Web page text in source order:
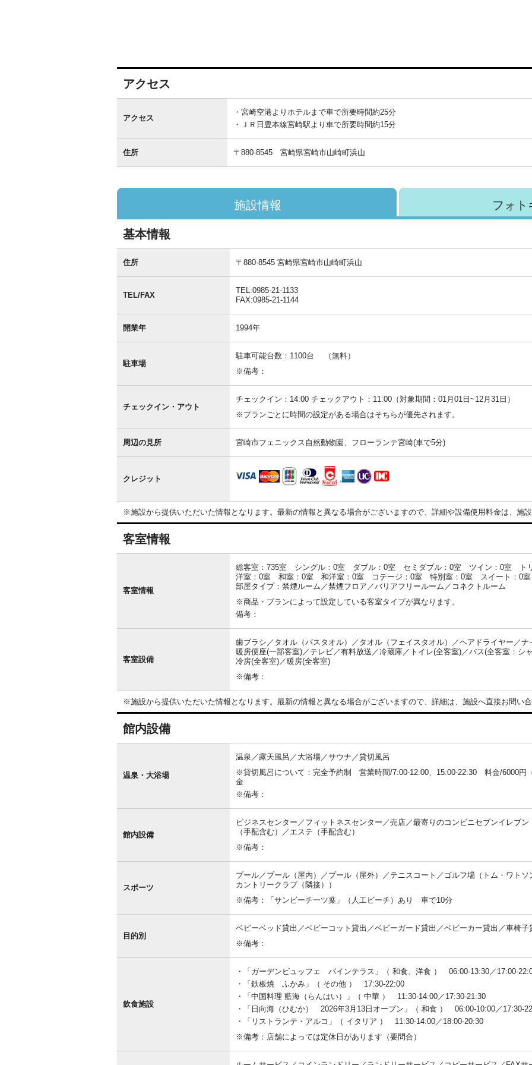
アクセス
アクセス
宮崎空港よりホテルまで車で所要時間約25分
ＪＲ日豊本線宮崎駅より車で所要時間約15分
住所 〒880-8545 宮崎県宮崎市山崎町浜山
施設情報 フォト
基本情報
本住所 〒880-8545 宮崎県宮崎市山崎町浜山
TEL/FAX
TEL:0985-21-1133
FAX:0985-21-1144
開業年 1994年
駐車場
駐車可能台数：1100台 （無料）
※備考：
チェックイン・アウト
チェックイン：14:00 チェックアウト：11:00（対象期間：01月01日~12月31日）
※プランごとに時間の設定がある場合はそちらが優先されます。
周辺の見所 宮崎市フェニックス自然動物園、フローランテ宮崎(車で5分)
クレジット
※施設から提供いただいた情報となります。最新の情報と異なる場合がございますので、詳細や設備使用料金は、施設
客室情報
報
客室情報
総客室：735室 シングル：0室 ダブル：0室 セミダブル：0室 ツイン：0室 ト
洋室：0室 和室：0室 和洋室：0室 コテージ：0室 特別室：0室 スイート：0
部屋タイプ：禁煙ルーム／禁煙フロア／バリアフリールーム／コネクトルーム
※商品・プランによって設定している客室タイプが異なります。
備考：
客室設備
歯ブラシ／タオル（バスタオル）／タオル（フェイスタオル）／ヘアドライヤー／
暖房便座(一部客室)／テレビ／有料放送／冷蔵庫／トイレ(全客室)／バス(全客室：シ
冷房(全客室)／暖房(全客室)
※備考：
※施設から提供いただいた情報となります。最新の情報と異なる場合がございますので、詳細は、施設へ直接お問い合
館内設備
備温泉・大浴場
温泉／露天風呂／大浴場／サウナ／貸切風呂
※貸切風呂について：完全予約制 営業時間/7:00-12:00、15:00-22:30 料金/6000円
金
※備考：
館内設備
ビジネスセンター／フィットネスセンター／売店／最寄りのコンビニセブンイレブ
（手配含む）／エステ（手配含む）
※備考：
スポーツ
プール／プール（屋内）／プール（屋外）／テニスコート／ゴルフ場（トム・ワト
カントリークラブ（隣接））
※備考：「サンビーチ一ツ葉」（人工ビーチ）あり 車で10分
目的別
ベビーベッド貸出／ベビーコット貸出／ベビーガード貸出／ベビーカー貸出／車椅子
※備考：
飲食施設
「ガーデンビュッフェ パインテラス」（ 和食、洋食 ） 06:00-13:30／17:00-
「鉄板焼 ふかみ」（ その他 ） 17:30-22:00
「中国料理 藍海（らんはい）」（ 中華 ） 11:30-14:00／17:30-21:30
「日向海（ひむか） 2026年3月13日オープン」（ 和食 ） 06:00-10:00／17:30-
「リストランテ・アルコ」（ イタリア ） 11:30-14:00／18:00-20:30
※備考：店舗によっては定休日があります（要問合）